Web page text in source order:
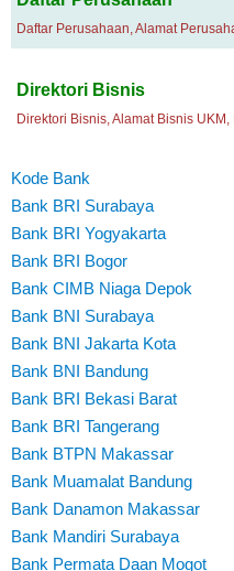
Daftar Perusahaan, Alamat
Direktori Bisnis
Direktori Bisnis, Alamat Bisnis
Kode Bank
Bank BRI Surabaya
Bank BRI Yogyakarta
Bank BRI Bogor
Bank CIMB Niaga Depok
Bank BNI Surabaya
Bank BNI Jakarta Kota
Bank BNI Bandung
Bank BRI Bekasi Barat
Bank BRI Tangerang
Bank BTPN Makassar
Bank Muamalat Bandung
Bank Danamon Makassar
Bank Mandiri Surabaya
Bank Permata Daan Mogot